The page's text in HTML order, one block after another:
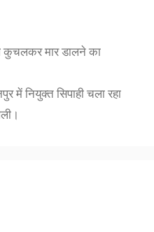
कुचलकर मार डालने का
में नियुक्त सिपाही चला रहा